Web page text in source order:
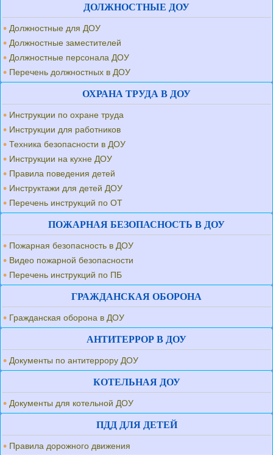
ДОЛЖНОСТНЫЕ ДОУ
Должностные для ДОУ
Должностные заместителей
Должностные персонала ДОУ
Перечень должностных в ДОУ
ОХРАНА ТРУДА В ДОУ
Инструкции по охране труда
Инструкции для работников
Техника безопасности в ДОУ
Инструкции на кухне ДОУ
Правила поведения детей
Инструктажи для детей ДОУ
Перечень инструкций по ОТ
ПОЖАРНАЯ БЕЗОПАСНОСТЬ В ДОУ
Пожарная безопасность в ДОУ
Видео пожарной безопасности
Перечень инструкций по ПБ
ГРАЖДАНСКАЯ ОБОРОНА
Гражданская оборона в ДОУ
АНТИТЕРРОР В ДОУ
Документы по антитеррору ДОУ
КОТЕЛЬНАЯ ДОУ
Документы для котельной ДОУ
ПДД ДЛЯ ДЕТЕЙ
Правила дорожного движения